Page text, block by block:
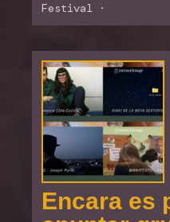
Festival ·
Encara es